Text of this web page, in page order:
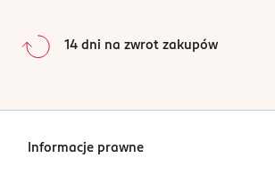
wgdata: od najnowszej
14 dni na zwrot zakupów
Informacje prawne